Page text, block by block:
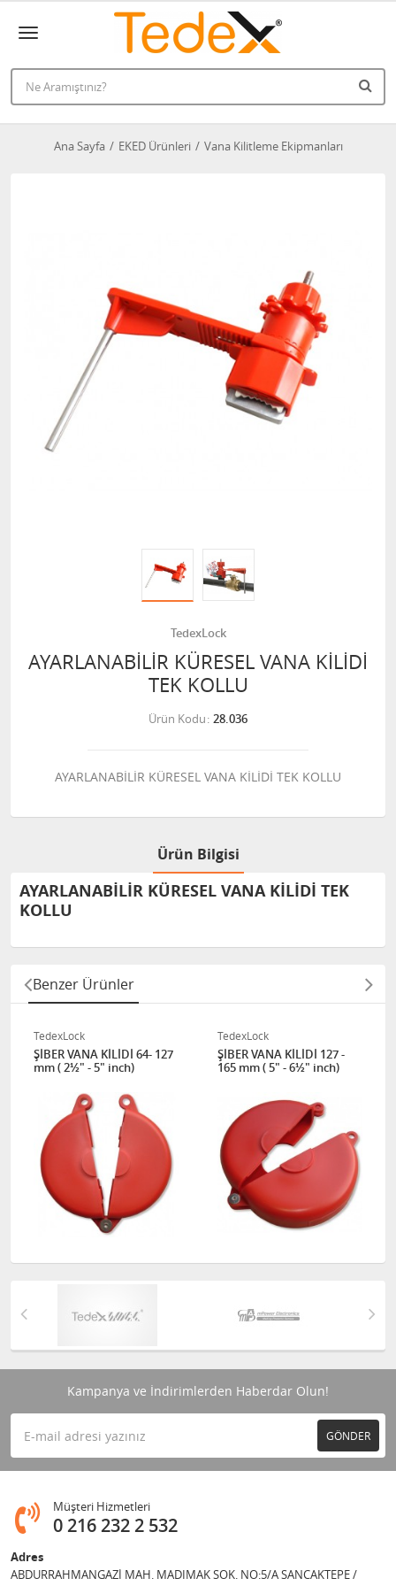
Ana Sayfa EKED Ürünleri Vana Kilitleme Ekipmanları
TedexLock
AYARLANABİLİR KÜRESEL VANA KİLİDİ
TEK KOLLU
Ürün Kodu 28.036
AYARLANABİLİR KÜRESEL VANA KİLİDİ TEK KOLLU
Ürün Bilgisi
AYARLANABİLİR KÜRESEL VANA KİLİDİ TEK
KOLLU
Benzer Ürünler
TedexLock
ŞİBER VANA KİLİDİ 64- 127
mm ( 2½" - 5" inch)
TedexLock
ŞİBER VANA KİLİDİ 127 -
165 mm ( 5" - 6½" inch)
Kampanya ve İndirimlerden Haberdar Olun!
GÖNDER
Müşteri Hizmetleri
0 216 232 2 532
Adres
ABDURRAHMANGAZİ MAH. MADIMAK SOK. NO:5/A SANCAKTEPE /